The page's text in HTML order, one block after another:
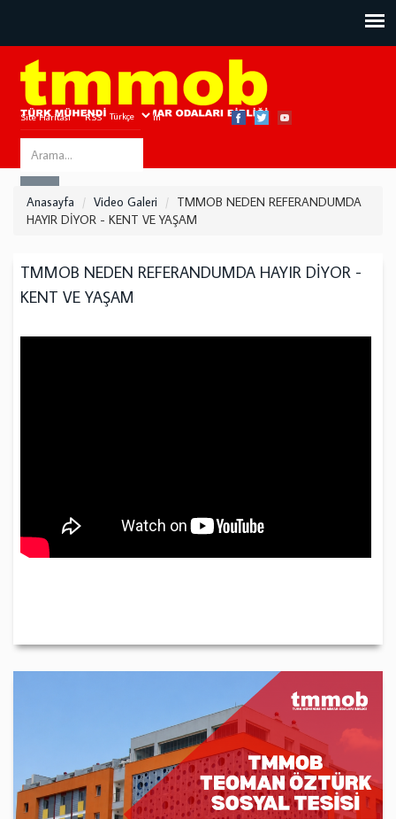
Site Haritası RSS Bize Ulaşın
Search
this
site
Anasayfa Video Galeri
TMMOB NEDEN REFERANDUMDA
HAYIR DİYOR - KENT VE YAŞAM
TMMOB NEDEN REFERANDUMDA HAYIR DİYOR -
KENT VE YAŞAM